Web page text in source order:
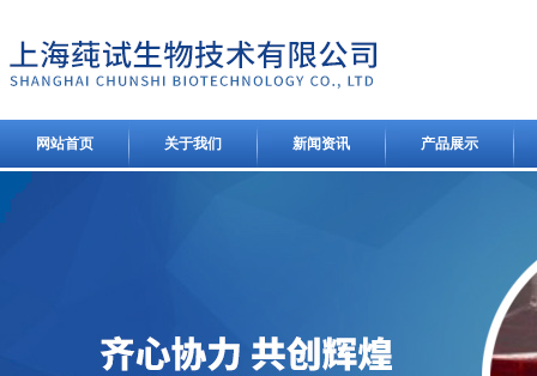
网站首页 关于我们 新闻资讯 产品展示